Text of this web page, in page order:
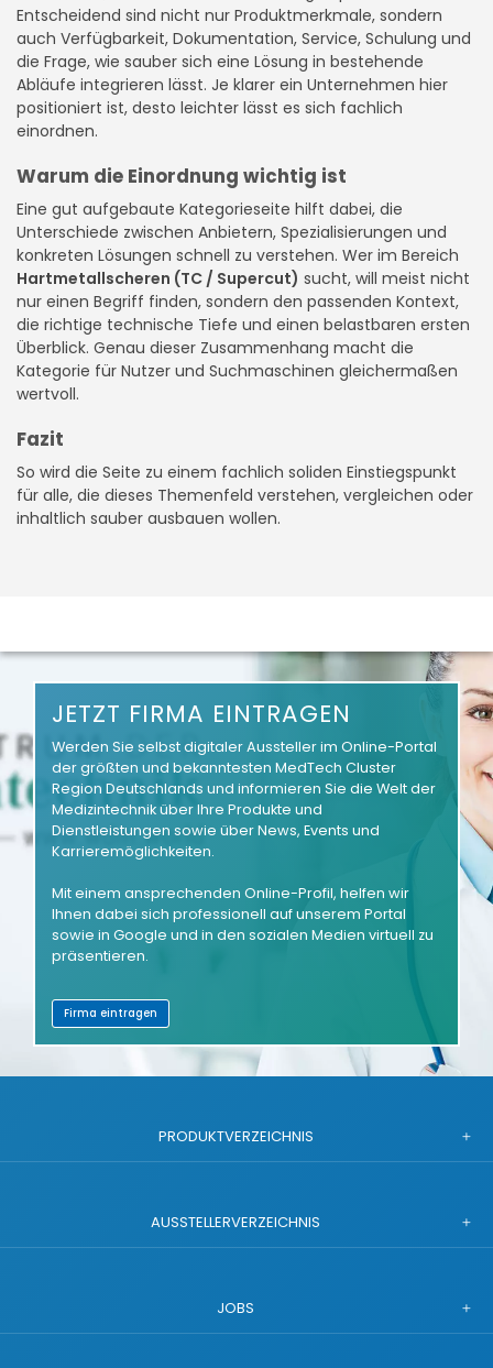
Entscheidend sind nicht nur Produktmerkmale, sondern
auch Verfügbarkeit, Dokumentation, Service, Schulung und
die Frage, wie sauber sich eine Lösung in bestehende
Abläufe integrieren lässt. Je klarer ein Unternehmen hier
positioniert ist, desto leichter lässt es sich fachlich
einordnen.
Warum die Einordnung wichtig ist
Eine gut aufgebaute Kategorieseite hilft dabei, die
Unterschiede zwischen Anbietern, Spezialisierungen und
konkreten Lösungen schnell zu verstehen. Wer im Bereich
Hartmetallscheren (TC / Supercut) sucht, will meist nicht
nur einen Begriff finden, sondern den passenden Kontext,
die richtige technische Tiefe und einen belastbaren ersten
Überblick. Genau dieser Zusammenhang macht die
Kategorie für Nutzer und Suchmaschinen gleichermaßen
wertvoll.
Fazit
So wird die Seite zu einem fachlich soliden Einstiegspunkt
für alle, die dieses Themenfeld verstehen, vergleichen oder
inhaltlich sauber ausbauen wollen.
JETZT FIRMA EINTRAGEN
Werden Sie selbst digitaler Aussteller im Online-Portal
der größten und bekanntesten MedTech Cluster
Region Deutschlands und informieren Sie die Welt der
Medizintechnik über Ihre Produkte und
Dienstleistungen sowie über News, Events und
Karrieremöglichkeiten.
Mit einem ansprechenden Online-Profil, helfen wir
Ihnen dabei sich professionell auf unserem Portal
sowie in Google und in den sozialen Medien virtuell zu
präsentieren.
Firma eintragen
PRODUKTVERZEICHNIS
AUSSTELLERVERZEICHNIS
JOBS